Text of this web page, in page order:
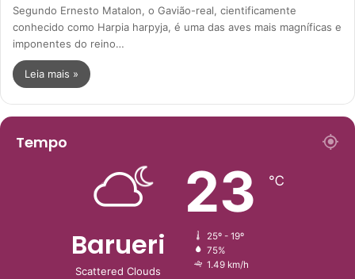
Segundo Ernesto Matalon, o Gavião-real, cientificamente
conhecido como Harpia harpyja, é uma das aves mais magníficas e
imponentes do reino…
Leia mais »
Tempo
Barueri
Scattered Clouds
23 ℃
25º - 19º
75%
1.49 km/h